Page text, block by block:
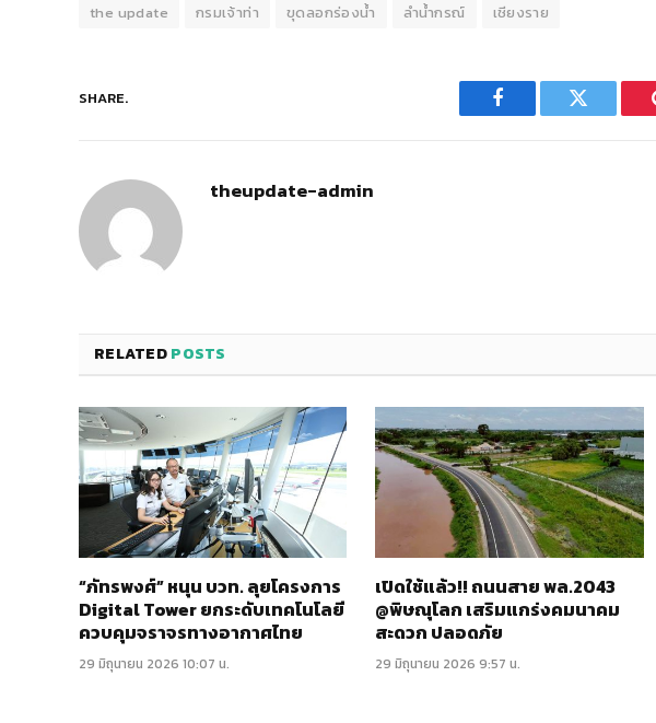
the update กรมเจ้าท่า ขุดลอกร่องน้ำ ลำน้ำกรณ์ เชียงราย
SHARE.
Facebook Twitter
theupdate-admin
RELATEDPOSTS
“ภัทรพงศ์” หนุน บวท. ลุยโครงการ
Digital Tower ยกระดับเทคโนโลยี
ควบคุมจราจรทางอากาศไทย
29 มิถุนายน 2026 10:07 น.
เปิดใช้แล้ว!! ถนนสาย พล.2043
@พิษณุโลก เสริมแกร่งคมนาคม
สะดวก ปลอดภัย
29 มิถุนายน 2026 9:57 น.